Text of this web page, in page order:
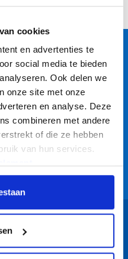
cookies
en advertenties te
social media te bieden
Ook delen we
onze site met onze
en analyse. Deze
combineren met andere
of die ze hebben
van hun services.
voor een
op rekening
korting!
voor onze
actiecode voor 10%